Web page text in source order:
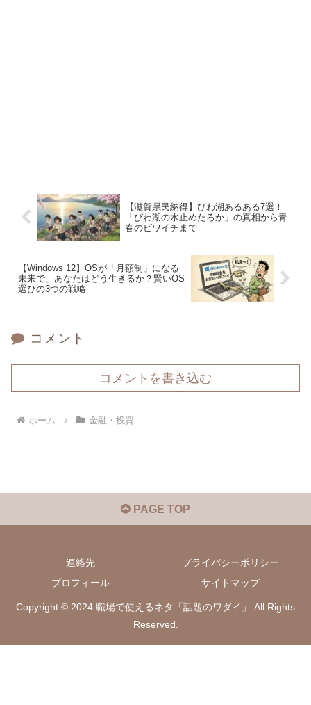
【滋賀県民納得】びわ湖あるある7選！
「びわ湖の水止めたろか」の真相から青
春のビワイチまで
【Windows 12】OSが「月額制」になる
未来で、あなたはどう生きるか？賢いOS
選びの3つの戦略
コメント
コメントを書き込む
ホーム 金融・投資
PAGE TOP
連絡先
プライバシーポリシー
プロフィール
サイトマップ
Copyright © 2024 職場で使えるネタ「話題のワダイ」 All Rights
Reserved.